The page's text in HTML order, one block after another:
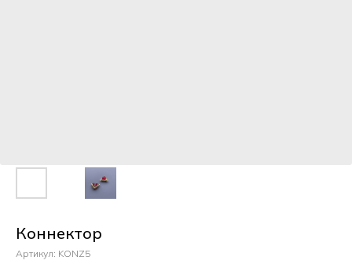
Коннектор
Артикул: KONZ5